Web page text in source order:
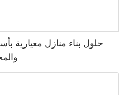
حلول بناء منازل معيارية